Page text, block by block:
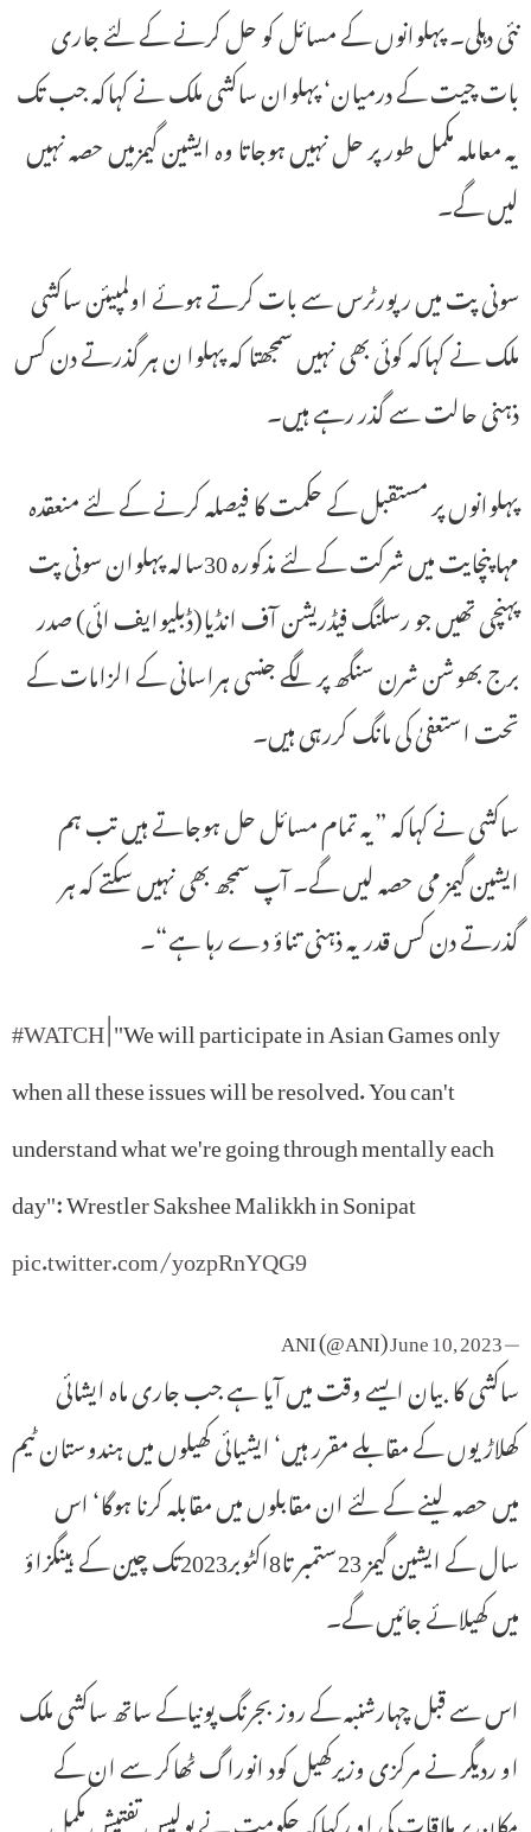
نئی دہلی۔ پہلوانوں کے مسائل کو حل کرنے کے لئے جاری
بات چیت کے درمیان‘ پہلوان ساکشی ملک نے کہاکہ جب تک
یہ معاملہ مکمل طور پر حل نہیں ہوجاتا وہ ایشین گیمزمیں حصہ نہیں
لیں گے۔
سونی پت میں رپورٹرس سے بات کرتے ہوئے اولمپیئن ساکشی
ملک نے کہاکہ کوئی بھی نہیں سمجھتا کہ پہلوا ن ہر گذرتے دن کس
ذہنی حالت سے گذر رہے ہیں۔
پہلوانوں پر مستقبل کے حکمت کا فیصلہ کرنے کے لئے منعقدہ
مہاپنچایت میں شرکت کے لئے مذکورہ 30سالہ پہلوان سونی پت
پہنچی تھیں جو رسلنگ فیڈریشن آف انڈیا(ڈبلیوایف ائی) صدر
برج بھوشن شرن سنگھ پر لگے جنسی ہراسانی کے الزامات کے
تحت استعفیٰ کی مانگ کررہی ہیں۔
ساکشی نے کہاکہ ”یہ تمام مسائل حل ہوجاتے ہیں تب ہم
ایشین گیمز می حصہ لیں گے۔ آپ سمجھ بھی نہیں سکتے کہ ہر
گذرتے دن کس قدر یہ ذہنی تناؤ دے رہا ہے“۔
#WATCH| "We will participate in Asian Games only
when all these issues will be resolved. You can't
understand what we're going through mentally each
day": Wrestler Sakshee Malikkh in Sonipat
pic.twitter.com/yozpRnYQG9
— ANI (@ANI)
June 10, 2023
ساکشی کا بیان ایسے وقت میں آیا ہے جب جاری ماہ ایشائی
کھلاڑیوں کے مقابلے مقرر ہیں‘ ایشیائی کھیلوں میں ہندوستان ٹیم
میں حصہ لینے کے لئے ان مقابلوں میں مقابلہ کرنا ہوگا‘ اس
سال کے ایشین گیمز 23ستمبر تا8اکٹوبر2023تک چین کے ہینگزاؤ
میں کھیلائے جائیں گے۔
اس سے قبل چہارشنبہ کے روز بجرنگ پونیاکے ساتھ ساکشی ملک
او ردیگر نے مرکزی وزیرکھیل کود انوراگ ٹھاکر سے ان کے